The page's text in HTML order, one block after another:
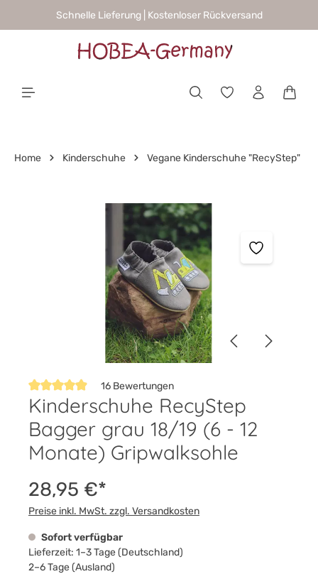
springenSchnelle Lieferung | Kostenloser Rückversand
Home Kinderschuhe Vegane Kinderschuhe "RecyStep"
Bildergalerie überspringen
Durchschnittliche Bewertung von 4.8 von 5 Sternen
16 Bewertungen
Kinderschuhe RecyStep
Bagger grau 18/19 (6 - 12
Monate) Gripwalksohle
28,95 €*
Preise inkl. MwSt. zzgl. Versandkosten
Sofort verfügbar
Lieferzeit: 1–3 Tage (Deutschland)
2–6 Tage (Ausland)